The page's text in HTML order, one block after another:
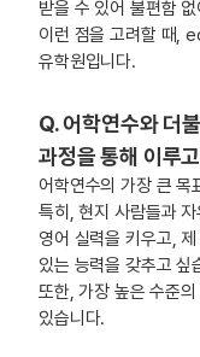
받을 수 있어 불편함
이런 점을 고려할 때,
유학원입니다.
Q. 어학연수와 더
과정을 통해 이루
어학연수의 가장 큰 목
특히, 현지 사람들과
영어 실력을 키우고,
있는 능력을 갖추고 싶
또한, 가장 높은 수준
있습니다.